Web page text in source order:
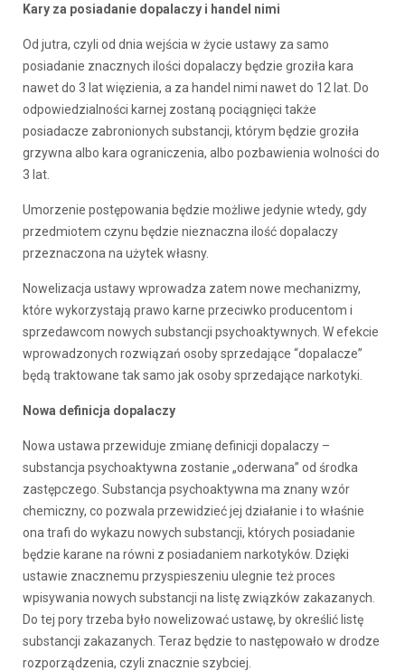
Kary za posiadanie dopalaczy i handel nimi
Od jutra, czyli od dnia wejścia w życie ustawy za samo
posiadanie znacznych ilości dopalaczy będzie groziła kara
nawet do 3 lat więzienia, a za handel nimi nawet do 12 lat. Do
odpowiedzialności karnej zostaną pociągnięci także
posiadacze zabronionych substancji, którym będzie groziła
grzywna albo kara ograniczenia, albo pozbawienia wolności do
3 lat.
Umorzenie postępowania będzie możliwe jedynie wtedy, gdy
przedmiotem czynu będzie nieznaczna ilość dopalaczy
przeznaczona na użytek własny.
Nowelizacja ustawy wprowadza zatem nowe mechanizmy,
które wykorzystają prawo karne przeciwko producentom i
sprzedawcom nowych substancji psychoaktywnych. W efekcie
wprowadzonych rozwiązań osoby sprzedające “dopalacze”
będą traktowane tak samo jak osoby sprzedające narkotyki.
Nowa definicja dopalaczy
Nowa ustawa przewiduje zmianę definicji dopalaczy –
substancja psychoaktywna zostanie „oderwana” od środka
zastępczego. Substancja psychoaktywna ma znany wzór
chemiczny, co pozwala przewidzieć jej działanie i to właśnie
ona trafi do wykazu nowych substancji, których posiadanie
będzie karane na równi z posiadaniem narkotyków. Dzięki
ustawie znacznemu przyspieszeniu ulegnie też proces
wpisywania nowych substancji na listę związków zakazanych.
Do tej pory trzeba było nowelizować ustawę, by określić listę
substancji zakazanych. Teraz będzie to następowało w drodze
rozporządzenia, czyli znacznie szybciej.